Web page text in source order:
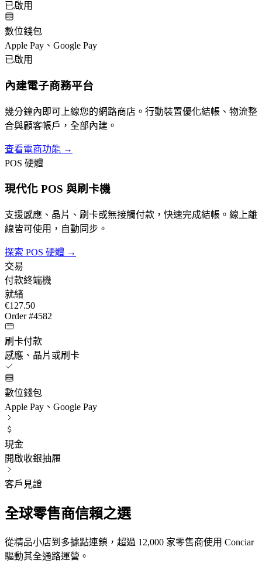
已啟用
數位錢包
Apple Pay、Google Pay
已啟用
內建電子商務平台
幾分鐘內即可上線您的網路商店。行動裝置優化結帳、物流整
合與顧客帳戶，全部內建。
查看電商功能 →
POS 硬體
現代化 POS 與刷卡機
支援感應、晶片、刷卡或無接觸付款，快速完成結帳。線上離
線皆可使用，自動同步。
探索 POS 硬體 →
交易
付款終端機
就緒
€127.50
Order #4582
刷卡付款
感應、晶片或刷卡
數位錢包
Apple Pay、Google Pay
現金
開啟收銀抽屜
客戶見證
全球零售商信賴之選
從精品小店到多據點連鎖，超過 12,000 家零售商使用 Conciar
驅動其全通路運營。